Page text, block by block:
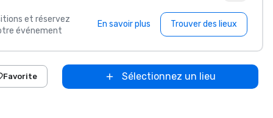
et réservez
événement
En savoir plus Trouver des lieux
Favorite Sélectionnez un lieu